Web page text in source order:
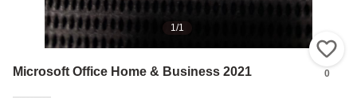
1/1
Microsoft Office Home & Business 2021 0